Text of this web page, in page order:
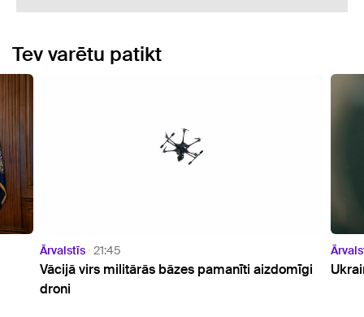
Tev varētu patikt
Ārvalstīs 20:23
Ukrainas prezidents ieradies vizītē Serbijā
ASV